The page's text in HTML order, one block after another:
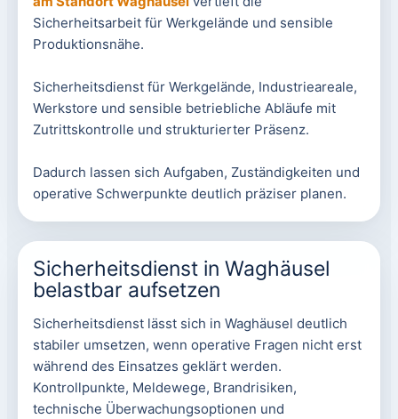
Sicherheitsarbeit für Werkgelände und sensible
Produktionsnähe.
Sicherheitsdienst für Werkgelände, Industrieareale,
Werkstore und sensible betriebliche Abläufe mit
Zutrittskontrolle und strukturierter Präsenz.
Dadurch lassen sich Aufgaben, Zuständigkeiten und
operative Schwerpunkte deutlich präziser planen.
Sicherheitsdienst in Waghäusel
belastbar aufsetzen
Sicherheitsdienst lässt sich in Waghäusel deutlich
stabiler umsetzen, wenn operative Fragen nicht erst
während des Einsatzes geklärt werden.
Kontrollpunkte, Meldewege, Brandrisiken,
technische Überwachungsoptionen und